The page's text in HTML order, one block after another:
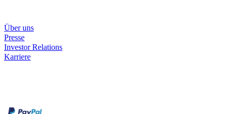
Über uns
Presse
Investor Relations
Karriere